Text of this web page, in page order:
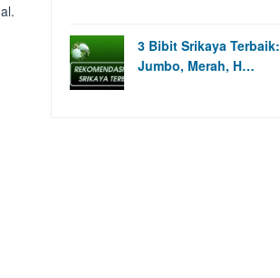
3 Bibit Srikaya Terbaik:
Jumbo, Merah, H…